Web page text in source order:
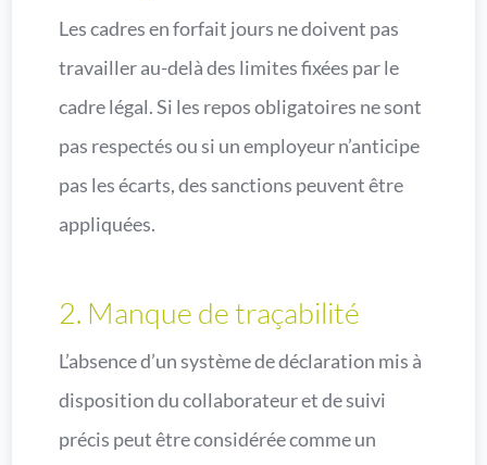
Les cadres en forfait jours ne doivent pas
travailler au-delà des limites fixées par le
cadre légal. Si les repos obligatoires ne sont
pas respectés ou si un employeur n’anticipe
pas les écarts, des sanctions peuvent être
appliquées.
2. Manque de traçabilité
L’absence d’un système de déclaration mis à
disposition du collaborateur et de suivi
précis peut être considérée comme un